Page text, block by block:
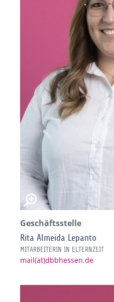
Geschäftsstelle
Rita Almeida Lepanto
MITARBEITERIN IN ELTERNZEIT
mail(at)dbbhessen.de